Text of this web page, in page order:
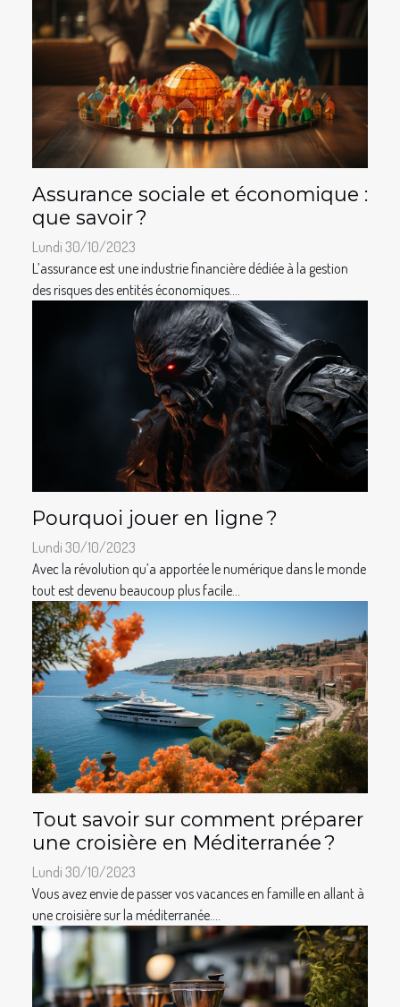
Assurance sociale et économique :
que savoir ?
Lundi 30/10/2023
L’assurance est une industrie financière dédiée à la gestion
des risques des entités économiques....
Pourquoi jouer en ligne ?
Lundi 30/10/2023
Avec la révolution qu’a apportée le numérique dans le monde
tout est devenu beaucoup plus facile...
Tout savoir sur comment préparer
une croisière en Méditerranée ?
Lundi 30/10/2023
Vous avez envie de passer vos vacances en famille en allant à
une croisière sur la méditerranée....